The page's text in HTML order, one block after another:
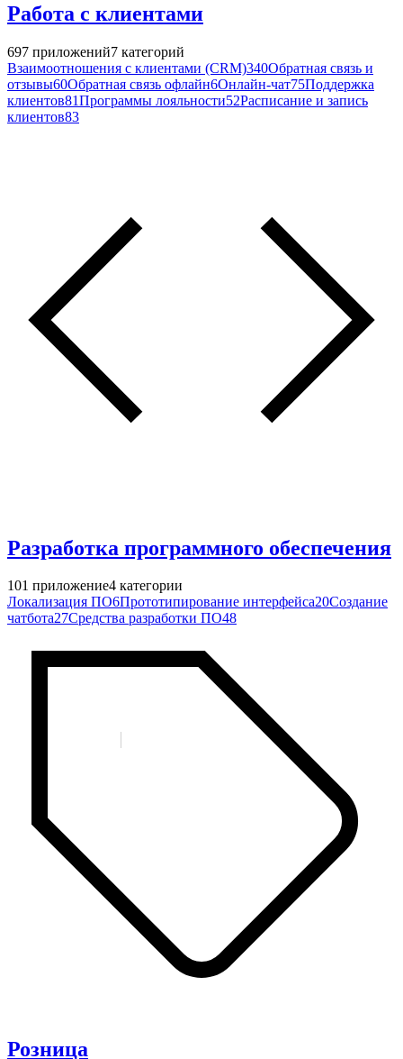
Работа с клиентами
697 приложений7 категорий
Взаимоотношения с клиентами (CRM)340Обратная связь и
отзывы60Обратная связь офлайн6Онлайн-чат75Поддержка
клиентов81Программы лояльности52Расписание и запись
клиентов83
Разработка программного обеспечения
101 приложение4 категории
Локализация ПО6Прототипирование интерфейса20Создание
чатбота27Средства разработки ПО48
Розница